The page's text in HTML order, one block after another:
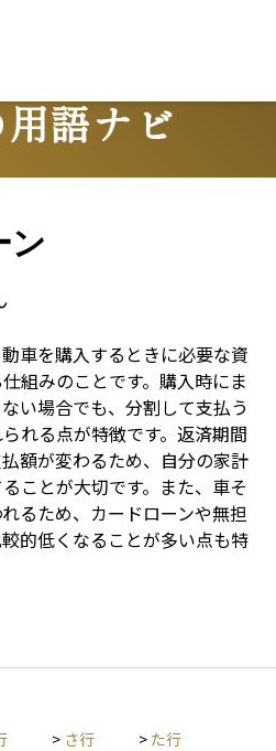
語ナビ
ン
車を購入するときに必要な資
組みのことです。購入時にま
い場合でも、分割して支払う
れる点が特徴です。返済期間
額が変わるため、自分の家計
ことが大切です。また、車そ
るため、カードローンや無担
的低くなることが多い点も特
> さ行 > た行